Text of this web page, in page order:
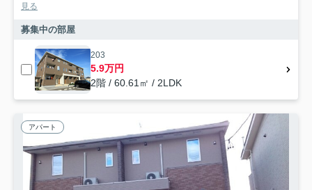
見る
募集中の部屋
203
5.9万円
2階 / 60.61㎡ / 2LDK
アパート